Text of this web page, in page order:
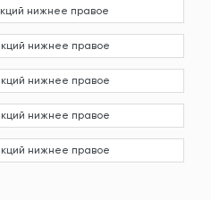
нижнее правое
нижнее правое
нижнее правое
нижнее правое
нижнее правое